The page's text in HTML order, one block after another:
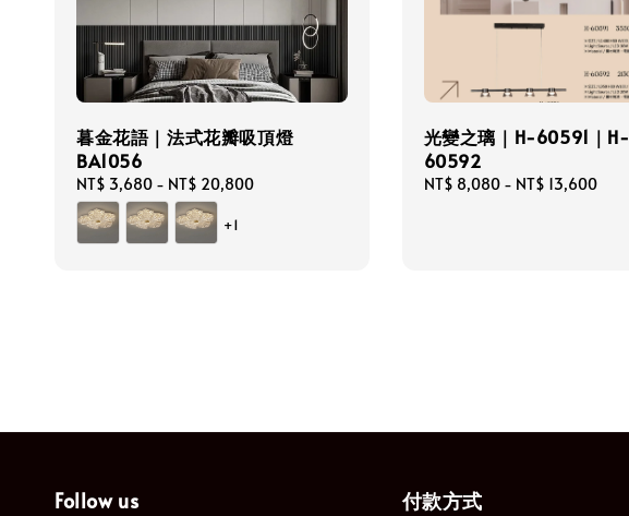
暮金花語｜法式花瓣吸頂燈
BA1056
Regular
price
NT$ 3,680 - NT$ 20,800
+1
光變之璃｜H-60591｜H-
60592
Regular
NT$ 8,080- NT$ 13,600
Follow us 付款方式